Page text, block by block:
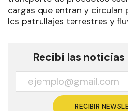
cargas que entran y circulan
los patrullajes terrestres y
Recibí las
RECIBIR